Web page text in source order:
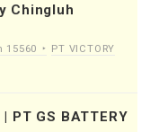
Chingluh
15560
PT VICTORY
PT GS BATTERY